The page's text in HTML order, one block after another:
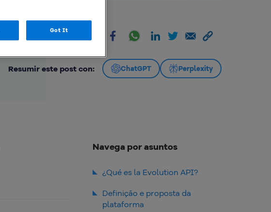
Resumir este post con: ChatGPT Perplexity
Navega por asuntos
¿Qué es la Evolution API?
Definição e proposta da
plataforma
Got It